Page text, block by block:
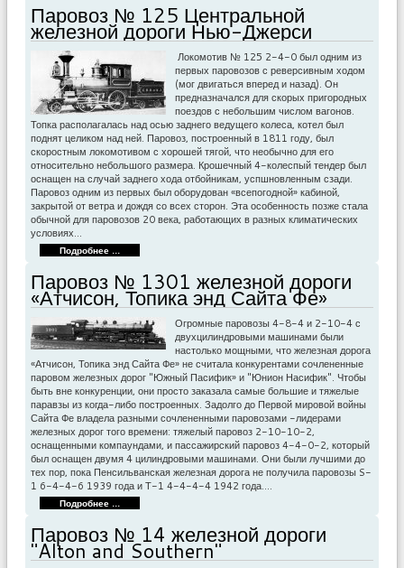
Паровоз № 125 Центральной
железной дороги Нью-Джерси
Локомотив № 125 2-4-0 был одним из
первых паровозов с реверсивным ходом
(мог двигаться вперед и назад). Он
предназначался для скорых пригородных
поездов с небольшим числом вагонов.
Топка располагалась над осью заднего ведущего колеса, котел был
поднят целиком над ней. Паровоз, построенный в 1811 году, был
скоростным локомотивом с хорошей тягой, что необычно для его
относительно небольшого размера. Крошечный 4-колеспый тендер был
оснащен на случай заднего хода отбойникам, успшновленным сзади.
Паровоз одним из первых был оборудован «всепогодной» кабиной,
закрытой от ветра и дождя со всех сторон. Эта особенность позже стала
обычной для паровозов 20 века, работающих в разных климатических
условиях…
Подробнее ...
Паровоз № 1301 железной дороги
«Атчисон, Топика энд Сайта Фе»
Огромные паровозы 4-8-4 и 2-10-4 с
двухцилиндровыми машинами были
настолько мощными, что железная дорога
«Атчисон, Топика энд Сайта Фе» не считала конкурентами сочлененные
паровом железных дорог "Южный Пасифик» и "Юнион Насифик". Чтобы
быть вне конкуренции, они просто заказала самые большие и тяжелые
паравзы из когда-либо построенных. Задолго до Первой мировой войны
Сайта Фе владела разными сочлененными паровозами -лидерами
железных дорог того времени: тяжелый паровоз 2-10-10-2,
оснащенными компаундами, и пассажирский паровоз 4-4-0-2, который
был оснащен двумя 4 цилиндровыми машинами. Они были лучшими до
тех пор, пока Пенсильванская железная дорога не получила паровозы S-
1 6-4-4-6 1939 года и Т-1 4-4-4-4 1942 года.…
Подробнее ...
Паровоз № 14 железной дороги
"Alton and Southern"